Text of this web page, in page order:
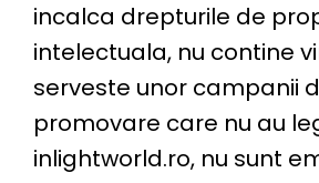
incalca drepturile de
intelectuala, nu contine
serveste unor campanii
promovare care nu au
inlightworld.ro, nu sunt